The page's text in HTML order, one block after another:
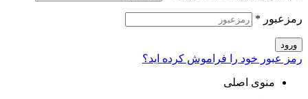
رمزعبور *
ورود
رمز عبور خود را فراموش کرده اید؟
منوی اصلی